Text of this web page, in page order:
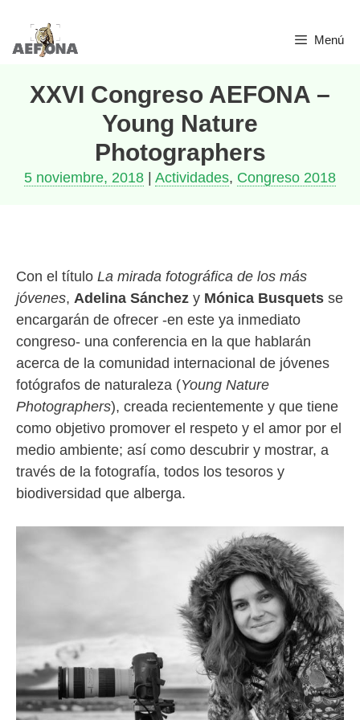
Saltar
Menú
XXVI Congreso AEFONA –
Young Nature
Photographers
5 noviembre, 2018 Actividades, Congreso 2018
Con el título La mirada fotográfica de los más
jóvenes, Adelina Sánchez y Mónica Busquets se
encargarán de ofrecer -en este ya inmediato
congreso- una conferencia en la que hablarán
acerca de la comunidad internacional de jóvenes
fotógrafos de naturaleza (Young Nature
Photographers), creada recientemente y que tiene
como objetivo promover el respeto y el amor por el
medio ambiente; así como descubrir y mostrar, a
través de la fotografía, todos los tesoros y
biodiversidad que alberga.